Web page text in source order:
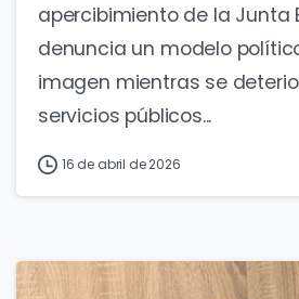
apercibimiento de la Junta
denuncia un modelo
imagen mientras se
servicios públicos...
16 de abril de 2026